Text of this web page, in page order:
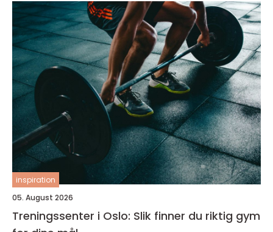
inspiration
05. August 2026
Treningssenter i Oslo: Slik finner du riktig gym